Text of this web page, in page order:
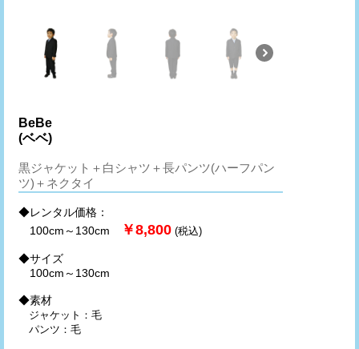
BeBe
(ベベ)
黒ジャケット＋白シャツ＋長パンツ(ハーフパン
ツ)＋ネクタイ
◆レンタル価格：
100cm～130cm
￥8,800 (税込)
◆サイズ
100cm～130cm
◆素材
ジャケット：毛
パンツ：毛